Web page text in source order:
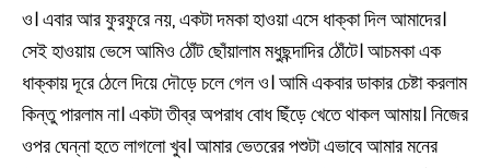
ও। এবার আর ফুরফুরে নয়, একটা দমকা হাওয়া এসে ধাক্কা দিল আমাদের।
সেই হাওয়ায় ভেসে আমিও ঠোঁট ছোঁয়ালাম মধুছন্দাদির ঠোঁটে। আচমকা এক
ধাক্কায় দূরে ঠেলে দিয়ে দৌড়ে চলে গেল ও। আমি একবার ডাকার চেষ্টা করলাম
কিন্তু পারলাম না। একটা তীব্র অপরাধ বোধ ছিঁড়ে খেতে থাকল আমায়। নিজের
ওপর ঘেন্না হতে লাগলো খুব। আমার ভেতরের পশুটা এভাবে আমার মনের